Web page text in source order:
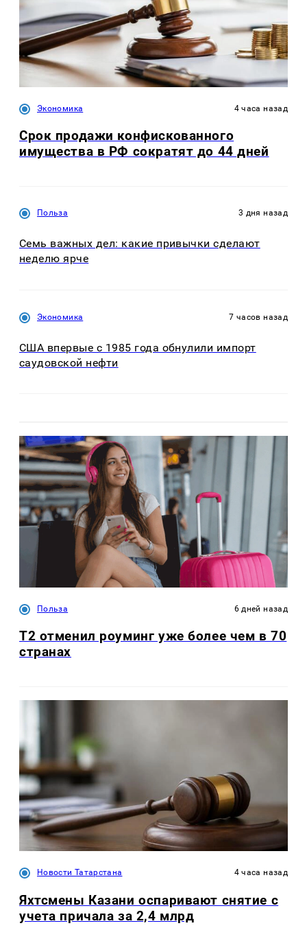
Экономика 4 часа назад
Срок продажи конфискованного
имущества в РФ сократят до 44 дней
Польза 3 дня назад
Семь важных дел: какие привычки сделают
неделю ярче
Экономика 7 часов назад
США впервые с 1985 года обнулили импорт
саудовской нефти
Польза 6 дней назад
Т2 отменил роуминг уже более чем в 70
странах
Новости Татарстана 4 часа назад
Яхтсмены Казани оспаривают снятие с
учета причала за 2,4 млрд